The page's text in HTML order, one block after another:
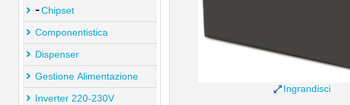
Chipset
Componentistica
Dispenser
Gestione Alimentazione
Inverter 220-230V
Ingrandisci